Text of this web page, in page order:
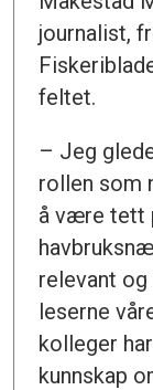
journalist,
feltet.
– Jeg
rollen som
å være tett
relevant
leserne
kolleger
kunnskap